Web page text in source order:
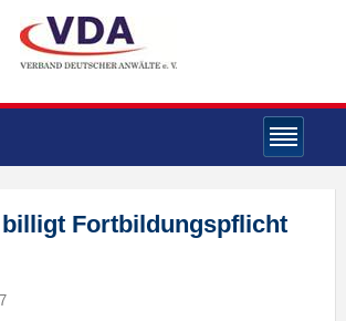
Fortbildungspflicht